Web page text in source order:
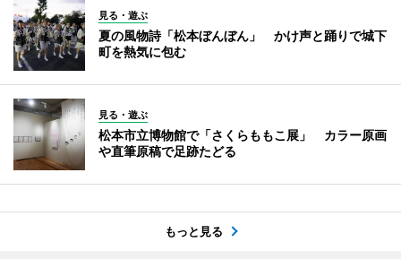
見る・遊ぶ
夏の風物詩「松本ぼんぼん」 かけ声と踊りで城下
町を熱気に包む
見る・遊ぶ
松本市立博物館で「さくらももこ展」 カラー原画
や直筆原稿で足跡たどる
もっと見る